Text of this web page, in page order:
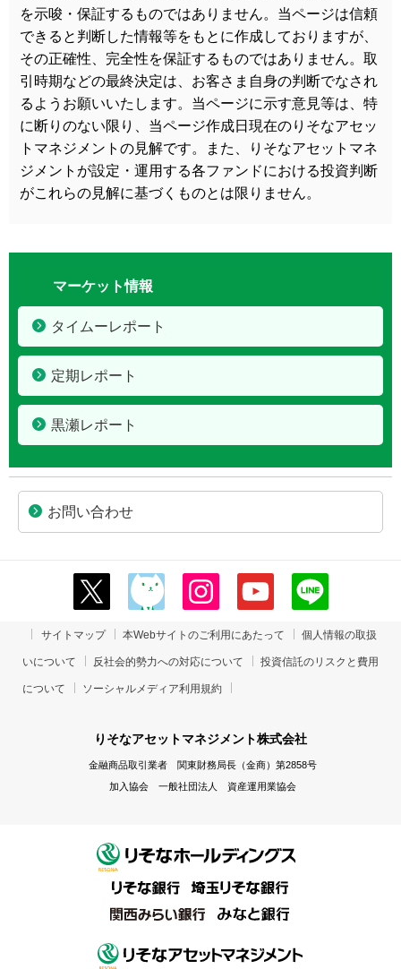
を示唆・保証するものではありません。当ページは信頼
できると判断した情報等をもとに作成しておりますが、
その正確性、完全性を保証するものではありません。取
引時期などの最終決定は、お客さま自身の判断でなされ
るようお願いいたします。当ページに示す意見等は、特
に断りのない限り、当ページ作成日現在のりそなアセッ
トマネジメントの見解です。また、りそなアセットマネ
ジメントが設定・運用する各ファンドにおける投資判断
がこれらの見解に基づくものとは限りません。
マーケット情報
タイムーレポート
定期レポート
黒瀬レポート
お問い合わせ
サイトマップ 本Webサイトのご利用にあたって 個人情報の取扱
いについて 反社会的勢力への対応について 投資信託のリスクと費用
について ソーシャルメディア利用規約
りそなアセットマネジメント株式会社
金融商品取引業者 関東財務局長（金商）第2858号
加入協会 一般社団法人 資産運用業協会